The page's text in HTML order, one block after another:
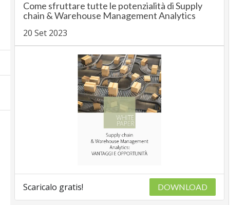
Come sfruttare tutte le potenzialità di Supply
chain & Warehouse Management Analytics
20 Set 2023
Scaricalo gratis! DOWNLOAD